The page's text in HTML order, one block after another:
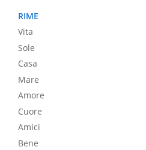
RIME
Vita
Sole
Casa
Mare
Amore
Cuore
Amici
Bene